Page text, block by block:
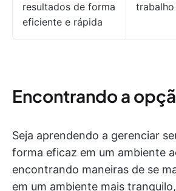
resultados de forma
eficiente e rápida
Encontrando a
Seja aprendendo a gerenciar
forma eficaz em um ambiente
encontrando maneiras de se
em um ambiente mais